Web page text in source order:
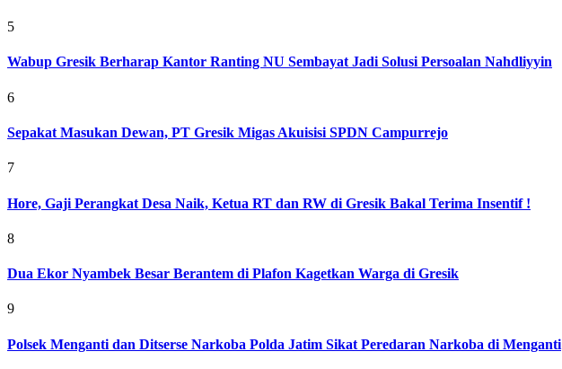
5
Wabup Gresik Berharap Kantor Ranting NU Sembayat Jadi Solusi Persoalan Nahdliyyin
6
Sepakat Masukan Dewan, PT Gresik Migas Akuisisi SPDN Campurrejo
7
Hore, Gaji Perangkat Desa Naik, Ketua RT dan RW di Gresik Bakal Terima Insentif !
8
Dua Ekor Nyambek Besar Berantem di Plafon Kagetkan Warga di Gresik
9
Polsek Menganti dan Ditserse Narkoba Polda Jatim Sikat Peredaran Narkoba di Menganti